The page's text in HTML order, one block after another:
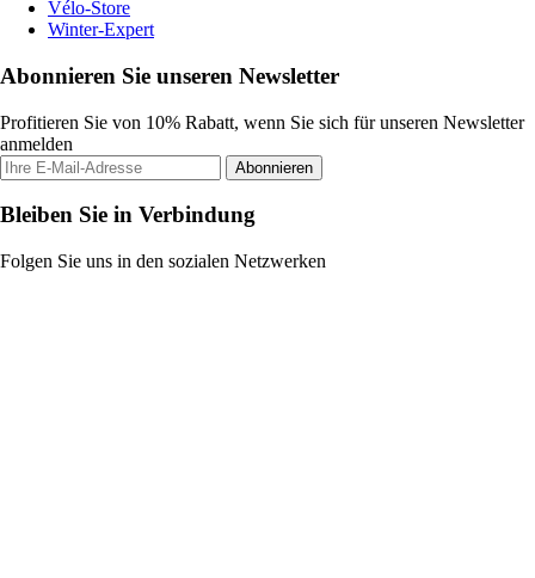
Vélo-Store
Winter-Expert
Abonnieren Sie unseren Newsletter
Profitieren Sie von 10% Rabatt, wenn Sie sich für unseren Newsletter
anmelden
Abonnieren
Bleiben Sie in Verbindung
Folgen Sie uns in den sozialen Netzwerken